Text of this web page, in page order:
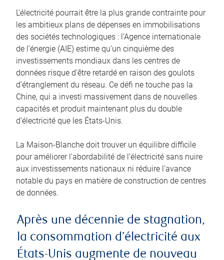
L’électricité pourrait être la plus grande contrainte pour
les ambitieux plans de dépenses en immobilisations
des sociétés technologiques : l’Agence internationale
de l’énergie (AIE) estime qu’un cinquième des
investissements mondiaux dans les centres de
données risque d’être retardé en raison des goulots
d’étranglement du réseau. Ce défi ne touche pas la
Chine, qui a investi massivement dans de nouvelles
capacités et produit maintenant plus du double
d’électricité que les États-Unis.
La Maison-Blanche doit trouver un équilibre difficile
pour améliorer l’abordabilité de l’électricité sans nuire
aux investissements nationaux ni réduire l’avance
notable du pays en matière de construction de centres
de données.
Après une décennie de stagnation,
la consommation d’électricité aux
États-Unis augmente de nouveau